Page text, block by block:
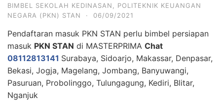
BIMBEL SEKOLAH KEDINASAN
POLITEKNIK KEUANGAN
NEGARA (PKN) STAN
· 06/09/2021
Pendaftaran masuk PKN STAN perlu bimbel persiapan
masuk PKN STAN di MASTERPRIMA Chat
08112813141 Surabaya, Sidoarjo, Makassar, Denpasar,
Bekasi, Jogja, Magelang, Jombang, Banyuwangi,
Pasuruan, Probolinggo, Tulungagung, Kediri, Blitar,
Nganjuk